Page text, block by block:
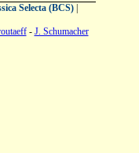
Selecta (BCS)|
- J. Schumacher